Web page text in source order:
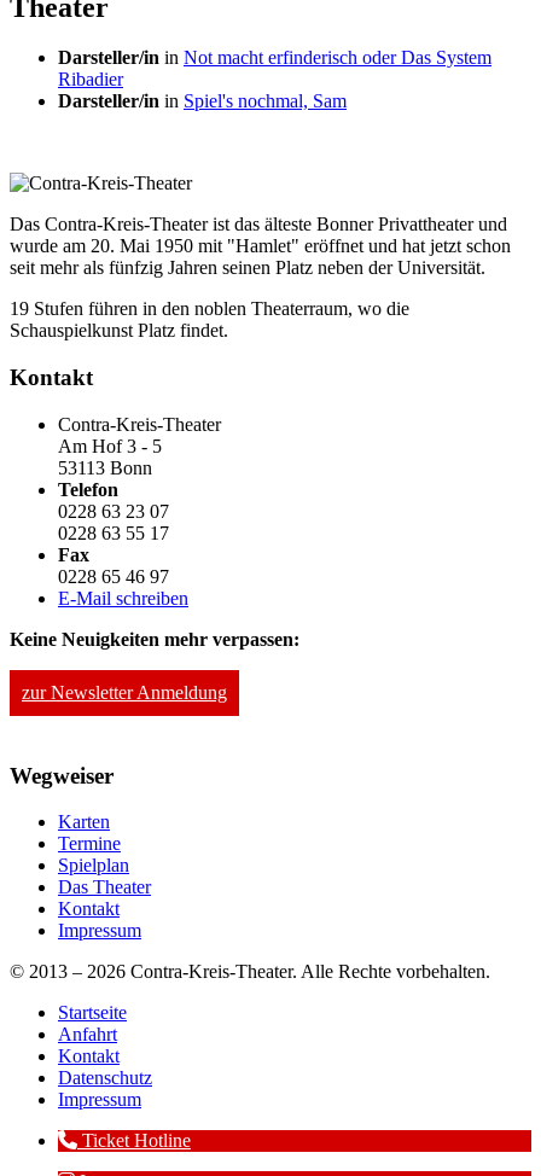
Theater
Darsteller/in in Not macht erfinderisch oder Das System
Ribadier
Darsteller/in in Spiel's nochmal, Sam
Das Contra-Kreis-Theater ist das älteste Bonner Privattheater und
wurde am 20. Mai 1950 mit "Hamlet" eröffnet und hat jetzt schon
seit mehr als fünfzig Jahren seinen Platz neben der Universität.
19 Stufen führen in den noblen Theaterraum, wo die
Schauspielkunst Platz findet.
Kontakt
Contra-Kreis-Theater
Am Hof 3 - 5
53113 Bonn
Telefon
0228 63 23 07
0228 63 55 17
Fax
0228 65 46 97
E-Mail schreiben
Keine Neuigkeiten mehr verpassen:
zur Newsletter Anmeldung
Wegweiser
Karten
Termine
Spielplan
Das Theater
Kontakt
Impressum
© 2013 – 2026 Contra-Kreis-Theater. Alle Rechte vorbehalten.
Startseite
Anfahrt
Kontakt
Datenschutz
Impressum
Ticket Hotline